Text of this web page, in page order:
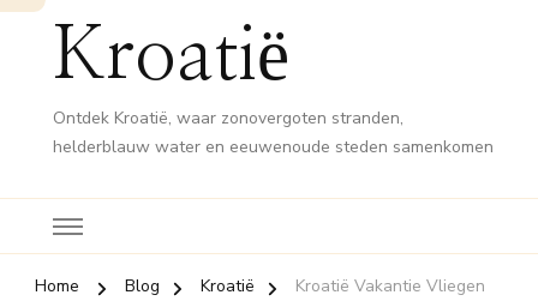
Kroatië
Ontdek Kroatië, waar zonovergoten stranden,
helderblauw water en eeuwenoude steden samenkomen
Home Blog Kroatië Kroatië Vakantie Vliegen